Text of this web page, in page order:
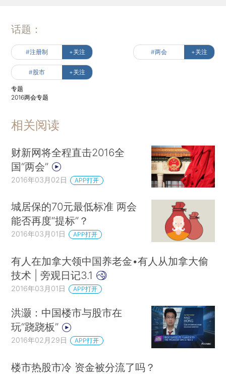
话题：
#注册制 +关注 #两会 +关注
#股市 +关注
专题
2016两会专题
相关阅读
财新网将全程直击2016全
国“两会”
2016年03月02日 APP打开
城居保的70元最低标准 两会
能否再度“提标”？
2016年03月01日 APP打开
有人在加拿大领中国养老金•有人从加拿大偷
技术 | 旁观日记3.1
2016年03月01日 APP打开
洪灏：中国楼市与股市在
玩“跷跷板”
2016年02月29日 APP打开
楼市热股市冷 资金被分流了吗？